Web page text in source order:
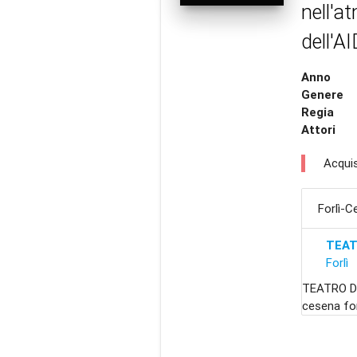
Anno
Genere
Regia
Attori
Forlì-
Forlì
TEATRO
cesena